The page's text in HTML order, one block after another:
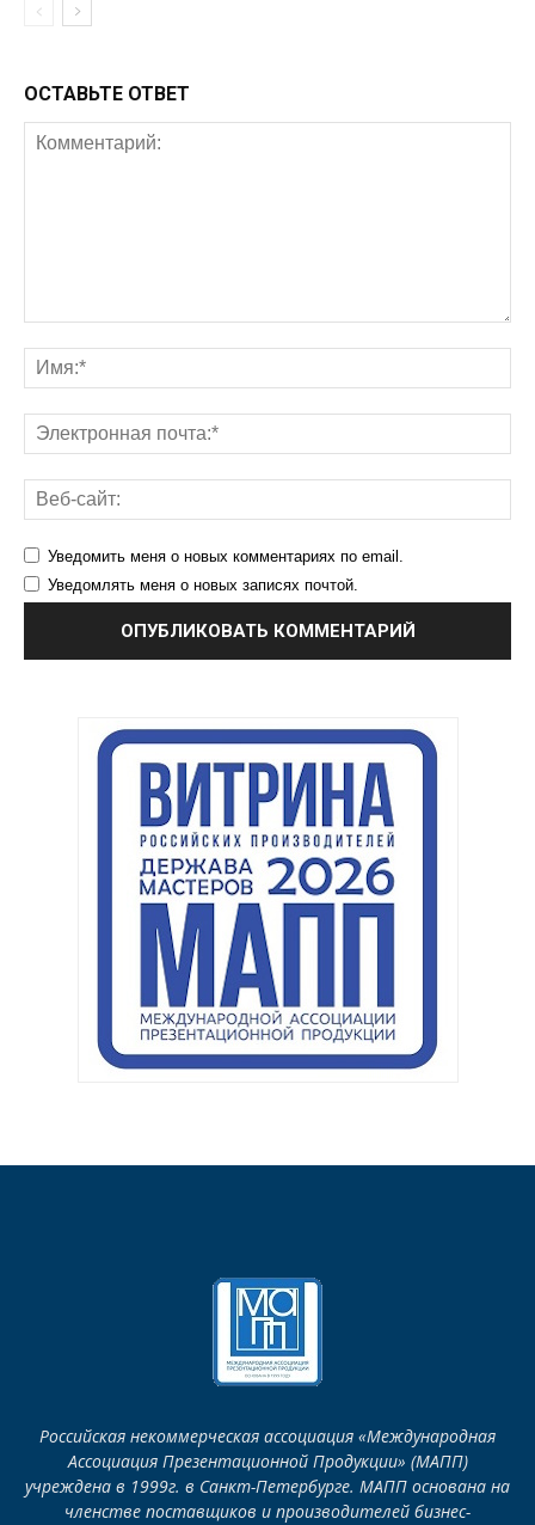
ОСТАВЬТЕ ОТВЕТ
Уведомить меня о новых комментариях по email.
Уведомлять меня о новых записях почтой.
Российская некоммерческая ассоциация «Международная
Ассоциация Презентационной Продукции» (МАПП)
учреждена в 1999г. в Санкт-Петербурге. МАПП основана на
членстве поставщиков и производителей бизнес-